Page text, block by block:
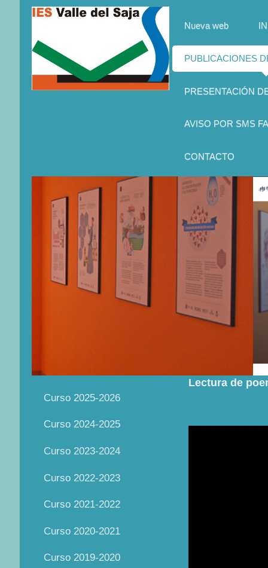
Nueva web
PUBLICACIONES
PRESENTACIÓN
AVISO POR SMS
CONTACTO
Lectura de
Curso 2025-2026
Curso 2024-2025
Curso 2023-2024
Curso 2022-2023
Curso 2021-2022
Curso 2020-2021
Curso 2019-2020